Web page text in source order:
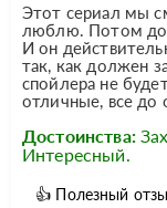
Этот сериал мы
люблю. Потом до
И он
так, как должен
спойлера не
отличные, все
Достоинства:
Интересный.
👍 Полезный